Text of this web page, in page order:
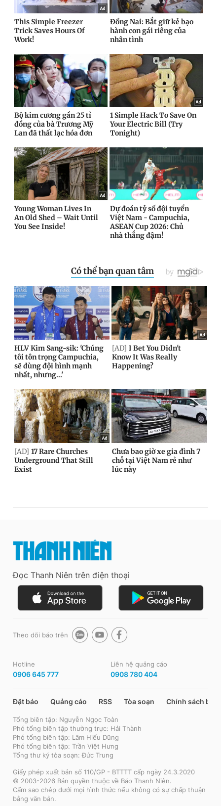
Đọc Thanh Niên trên điện thoại
Theo dõi báo trên
Hotline
0906 645 777
Liên hệ quảng cáo
0908 780 404
Đặt báo Quảng cáo RSS Tòa soạn Chính sách bảo
Tổng biên tập: Nguyễn Ngọc Toàn
Phó tổng biên tập thường trực: Hải Thành
Phó tổng biên tập: Lâm Hiếu Dũng
Phó tổng biên tập: Trần Việt Hưng
Tổng thư ký tòa soạn: Đức Trung
Giấy phép xuất bản số 110/GP - BTTTT cấp ngày 24.3.2020
© 2003-2026 Bản quyền thuộc về Báo Thanh Niên.
Cấm sao chép dưới mọi hình thức nếu không có sự chấp thuận
bằng văn bản.